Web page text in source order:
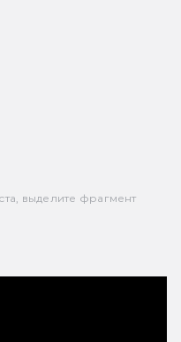
выделите фрагмент